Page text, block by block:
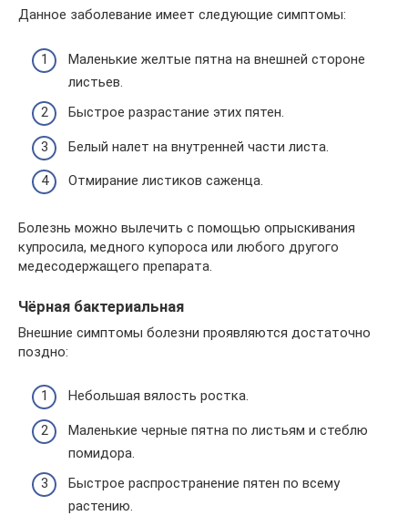
Данное заболевание имеет следующие симптомы:
Маленькие желтые пятна на внешней стороне
листьев.
Быстрое разрастание этих пятен.
Белый налет на внутренней части листа.
Отмирание листиков саженца.
Болезнь можно вылечить с помощью опрыскивания
купросила, медного купороса или любого другого
медесодержащего препарата.
Чёрная бактериальная
Внешние симптомы болезни проявляются достаточно
поздно:
Небольшая вялость ростка.
Маленькие черные пятна по листьям и стеблю
помидора.
Быстрое распространение пятен по всему
растению.